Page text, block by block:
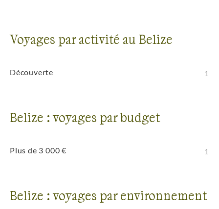
Voyages par activité au Belize
Découverte 1
Belize : voyages par budget
Plus de 3 000 € 1
Belize : voyages par environnement